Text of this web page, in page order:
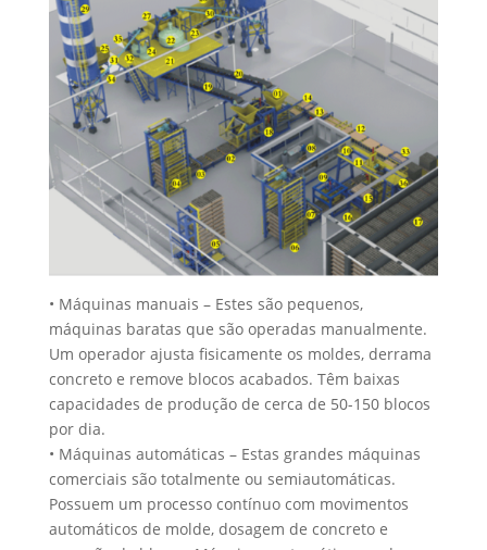
• Máquinas manuais – Estes são pequenos,
máquinas baratas que são operadas manualmente.
Um operador ajusta fisicamente os moldes, derrama
concreto e remove blocos acabados. Têm baixas
capacidades de produção de cerca de 50-150 blocos
por dia.
• Máquinas automáticas – Estas grandes máquinas
comerciais são totalmente ou semiautomáticas.
Possuem um processo contínuo com movimentos
automáticos de molde, dosagem de concreto e